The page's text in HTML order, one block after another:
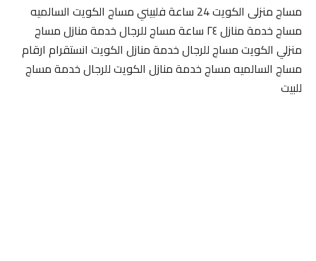
مساج منزلى الكويت 24 ساعة فلبيني مساج الكويت السالميه
مساج خدمة منازل ٢٤ ساعة مساج للرجال خدمة منازل مساج
منزلي الكويت مساج للرجال خدمة منازل الكويت انستقرام ارقام
مساج السالميه مساج خدمة منازل الكويت للرجال خدمة مساج
للبيت